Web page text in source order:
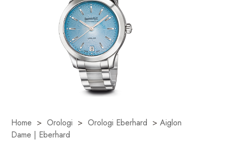
Home > Orologi > Orologi Eberhard > Aiglon
Dame | Eberhard